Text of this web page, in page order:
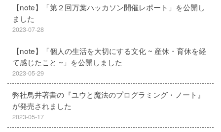
【note】「第２回万葉ハッカソン開催レポート」を公開し
ました
2023-07-28
【note】「個人の生活を大切にする文化 ~ 産休・育休を経
て感じたこと ~」を公開しました
2023-05-29
弊社鳥井著書の『ユウと魔法のプログラミング・ノート』
が発売されました
2023-05-17